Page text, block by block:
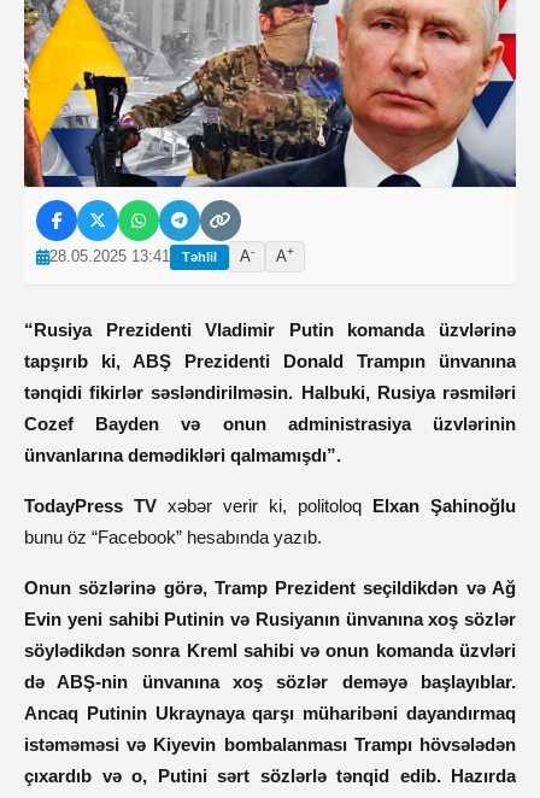
28.05.2025 13:41 Təhlil A- A+
“Rusiya Prezidenti Vladimir Putin komanda üzvlərinə
tapşırıb ki, ABŞ Prezidenti Donald Trampın ünvanına
tənqidi fikirlər səsləndirilməsin. Halbuki, Rusiya rəsmiləri
Cozef Bayden və onun administrasiya üzvlərinin
ünvanlarına demədikləri qalmamışdı”.
TodayPress TV xəbər verir ki, politoloq Elxan Şahinoğlu
bunu öz “Facebook” hesabında yazıb.
Onun sözlərinə görə, Tramp Prezident seçildikdən və Ağ
Evin yeni sahibi Putinin və Rusiyanın ünvanına xoş sözlər
söylədikdən sonra Kreml sahibi və onun komanda üzvləri
də ABŞ-nin ünvanına xoş sözlər deməyə başlayıblar.
Ancaq Putinin Ukraynaya qarşı müharibəni dayandırmaq
istəməməsi və Kiyevin bombalanması Trampı hövsələdən
çıxardıb və o, Putini sərt sözlərlə tənqid edib. Hazırda